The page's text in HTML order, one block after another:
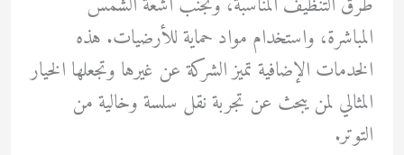
المباشرة، واستخدام مواد حماية للأرضيات. هذه
الخدمات الإضافية تميز الشركة عن غيرها وتجعلها الخيار
المثالي لمن يبحث عن تجربة نقل سلسة وخالية من
التوتر.